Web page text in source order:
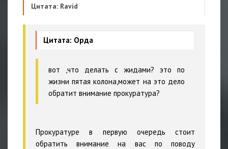
Цитата: Ravid
Цитата: Орда
вот ,что делать с жидами? это по
жизни пятая колона,может на это дело
обратит внимание прокуратура?
Прокуратуре в первую очередь стоит
обратить внимание на вас по поводу